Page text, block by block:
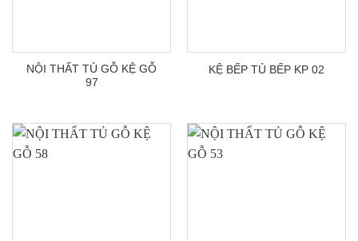
NỘI THẤT TỦ GỖ KỆ GỖ
97
KỆ BẾP TỦ BẾP KP 02